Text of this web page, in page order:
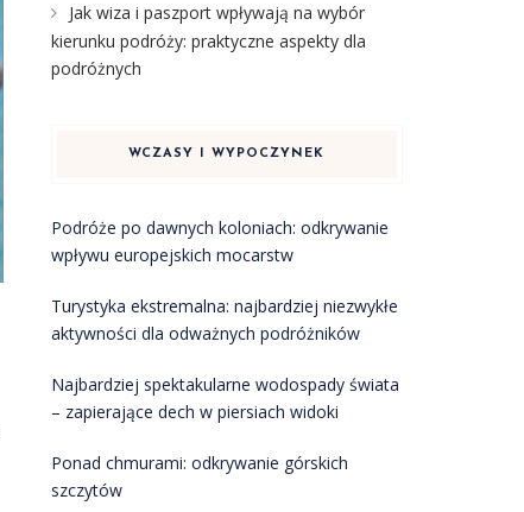
Jak wiza i paszport wpływają na wybór
kierunku podróży: praktyczne aspekty dla
podróżnych
WCZASY I WYPOCZYNEK
Podróże po dawnych koloniach: odkrywanie
wpływu europejskich mocarstw
Turystyka ekstremalna: najbardziej niezwykłe
aktywności dla odważnych podróżników
Najbardziej spektakularne wodospady świata
– zapierające dech w piersiach widoki
Ponad chmurami: odkrywanie górskich
szczytów